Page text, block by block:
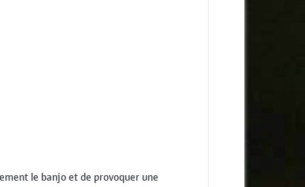
le banjo et de provoquer une